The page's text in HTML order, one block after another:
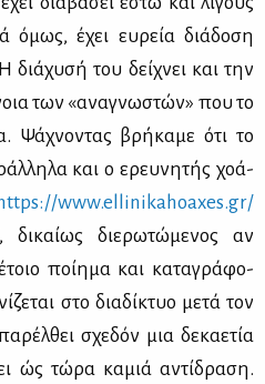
όμως, έχει ευ­ρεία διά­δο­ση
διά­χυ­σή του δεί­χνει και την
των «ανα­γνω­στών» που το
Ψά­χνο­ντας βρή­κα­με ότι το
και ο ερευ­νη­τής χο­ά­
https://​www.​ell​inik​ahoa​xes.​gr/​
, δι­καί­ως διε­ρω­τώ­με­νος αν
ποί­η­μα και κα­τα­γρά­φο­
στο δια­δί­κτυο με­τά τον
σχε­δόν μια δε­κα­ε­τία
ώς τώ­ρα κα­μιά αντί­δρα­ση.